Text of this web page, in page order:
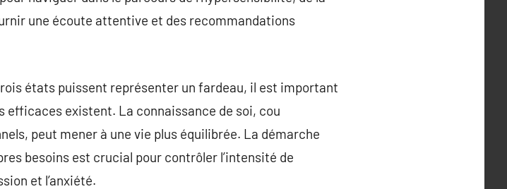
une écoute attentive et des recommandations
états puissent représenter un fardeau, il est important
efficaces existent. La connaissance de soi, cou
peut mener à une vie plus équilibrée. La démarche
besoins est crucial pour contrôler l’intensité de
et l’anxiété.